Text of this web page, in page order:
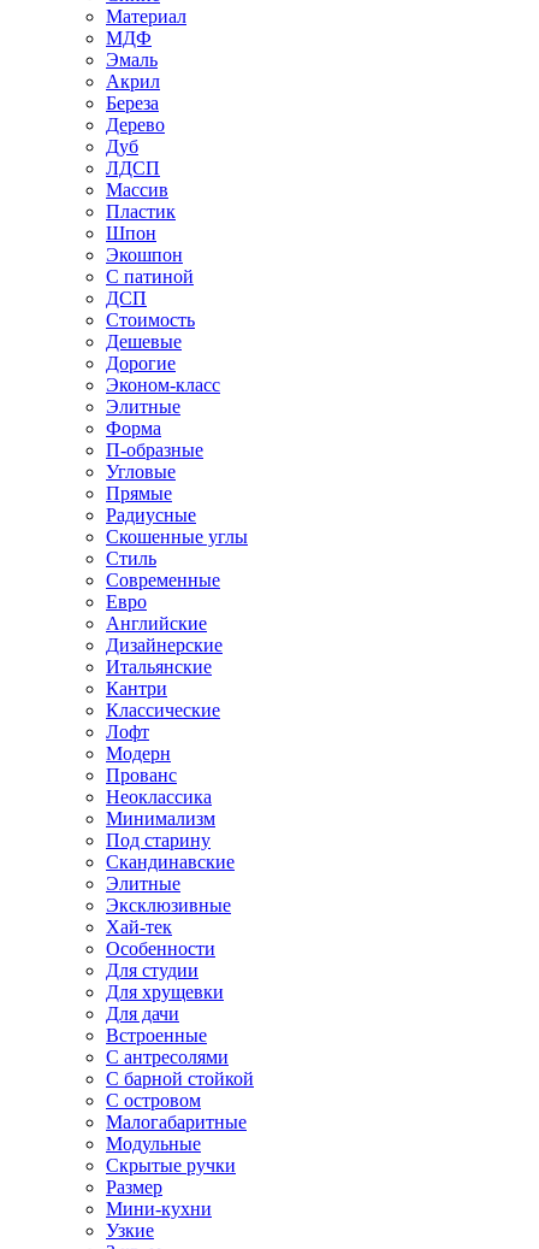
Материал
МДФ
Эмаль
Акрил
Береза
Дерево
Дуб
ЛДСП
Массив
Пластик
Шпон
Экошпон
С патиной
ДСП
Стоимость
Дешевые
Дорогие
Эконом-класс
Элитные
Форма
П-образные
Угловые
Прямые
Радиусные
Скошенные углы
Стиль
Современные
Евро
Английские
Дизайнерские
Итальянские
Кантри
Классические
Лофт
Модерн
Прованс
Неоклассика
Минимализм
Под старину
Скандинавские
Элитные
Эксклюзивные
Хай-тек
Особенности
Для студии
Для хрущевки
Для дачи
Встроенные
С антресолями
С барной стойкой
С островом
Малогабаритные
Модульные
Скрытые ручки
Размер
Мини-кухни
Узкие